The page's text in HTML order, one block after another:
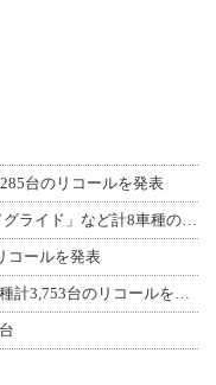
台のリコールを発表
コールを発表